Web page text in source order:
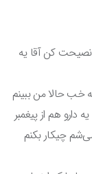
کن آقا یه
خب حالا من ببینم
هم از پیغمبر
چیکار بکنم